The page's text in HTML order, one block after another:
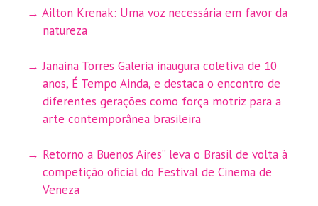
Ailton Krenak: Uma voz necessária em favor da
natureza
Janaina Torres Galeria inaugura coletiva de 10
anos, É Tempo Ainda, e destaca o encontro de
diferentes gerações como força motriz para a
arte contemporânea brasileira
Retorno a Buenos Aires” leva o Brasil de volta à
competição oficial do Festival de Cinema de
Veneza